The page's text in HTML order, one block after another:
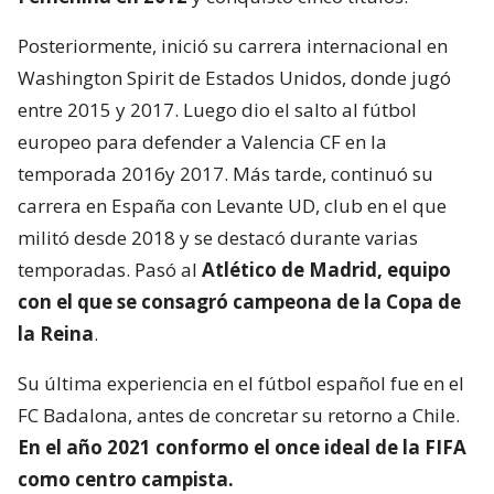
Posteriormente, inició su carrera internacional en
Washington Spirit de Estados Unidos, donde jugó
entre 2015 y 2017. Luego dio el salto al fútbol
europeo para defender a Valencia CF en la
temporada 2016y 2017. Más tarde, continuó su
carrera en España con Levante UD, club en el que
militó desde 2018 y se destacó durante varias
temporadas. Pasó al Atlético de Madrid, equipo
con el que se consagró campeona de la Copa de
la Reina.
Su última experiencia en el fútbol español fue en el
FC Badalona, antes de concretar su retorno a Chile.
En el año 2021 conformo el once ideal de la FIFA
como centro campista.